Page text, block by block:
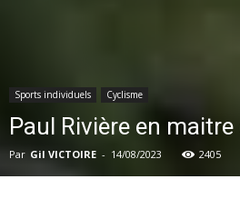
Sports individuels Cyclisme
Paul Rivière en
Par Gil VICTOIRE - 14/08/2023 2405